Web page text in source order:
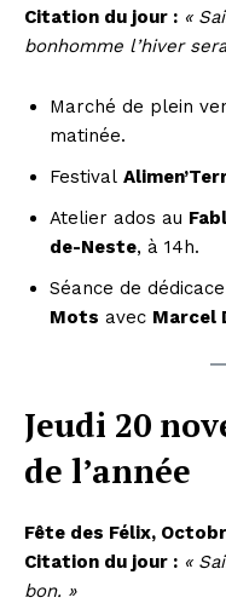
Citation du jour : «
bonhomme l’hiver
Marché de plein
matinée.
Festival
Atelier ados au
de-Neste, à 14h.
Séance de
Mots avec Marcel
Jeudi 20
de l’année
Fête des Félix,
Citation du jour : «
bon. »